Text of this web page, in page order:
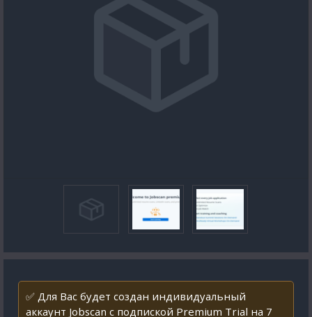
✅ Для Вас будет создан индивидуальный
аккаунт Jobscan с подпиской Premium Trial на 7